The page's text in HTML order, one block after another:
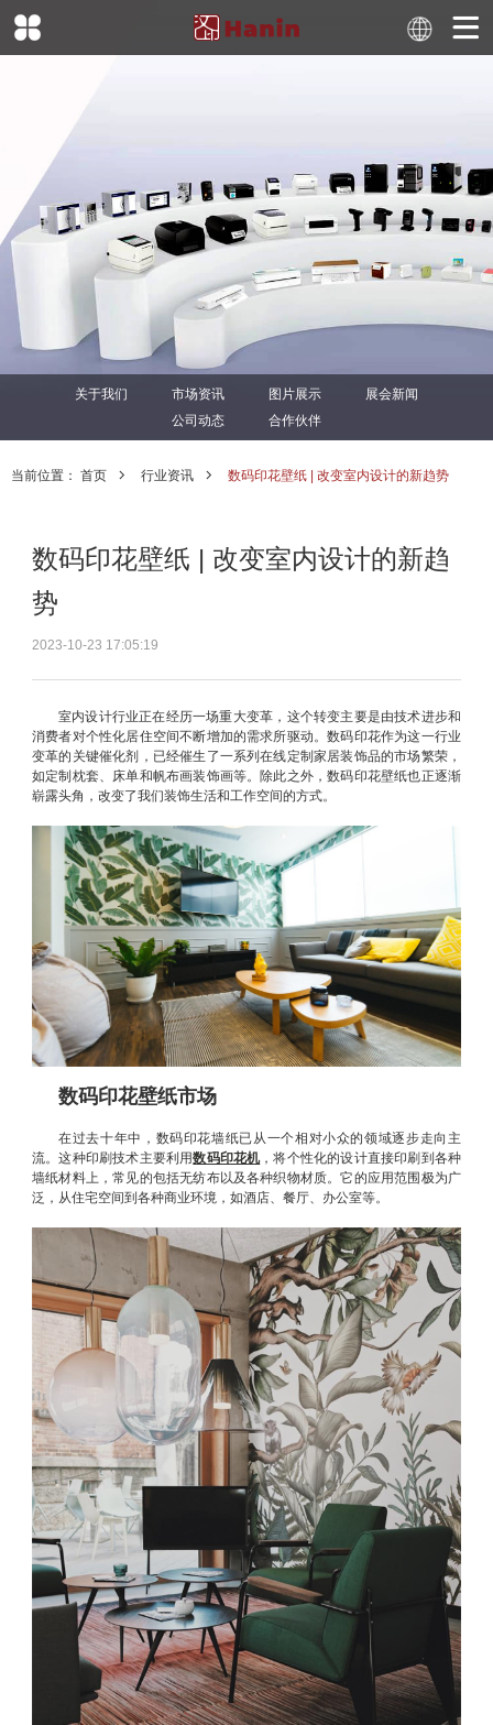
关于我们 市场资讯 图片展示
展会新闻
公司动态
合作伙伴
当前位置： 首页 行业资讯 数码印花壁纸 | 改变室内设计的新趋势
数码印花壁纸 | 改变室内设计的新趋
势
2023-10-23 17:05:19
室内设计行业正在经历一场重大变革，这个转变主要是由技术进步和
消费者对个性化居住空间不断增加的需求所驱动。数码印花作为这一行业
变革的关键催化剂，已经催生了一系列在线定制家居装饰品的市场繁荣，
如定制枕套、床单和帆布画装饰画等。除此之外，数码印花壁纸也正逐渐
崭露头角，改变了我们装饰生活和工作空间的方式。
数码印花壁纸市场
在过去十年中，数码印花墙纸已从一个相对小众的领域逐步走向主
流。这种印刷技术主要利用数码印花机，将个性化的设计直接印刷到各种
墙纸材料上，常见的包括无纺布以及各种织物材质。它的应用范围极为广
泛，从住宅空间到各种商业环境，如酒店、餐厅、办公室等。